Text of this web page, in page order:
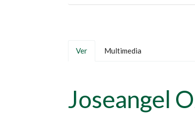
Solapas
Ver (solapaMultimedia
Joseangel